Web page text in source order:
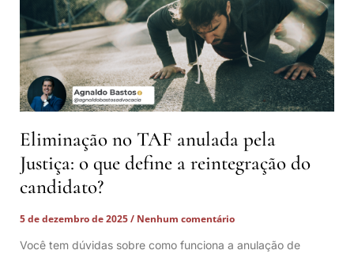
Eliminação no TAF anulada pela
Justiça: o que define a reintegração do
candidato?
5 de dezembro de 2025
Nenhum comentário
Você tem dúvidas sobre como funciona a anulação de